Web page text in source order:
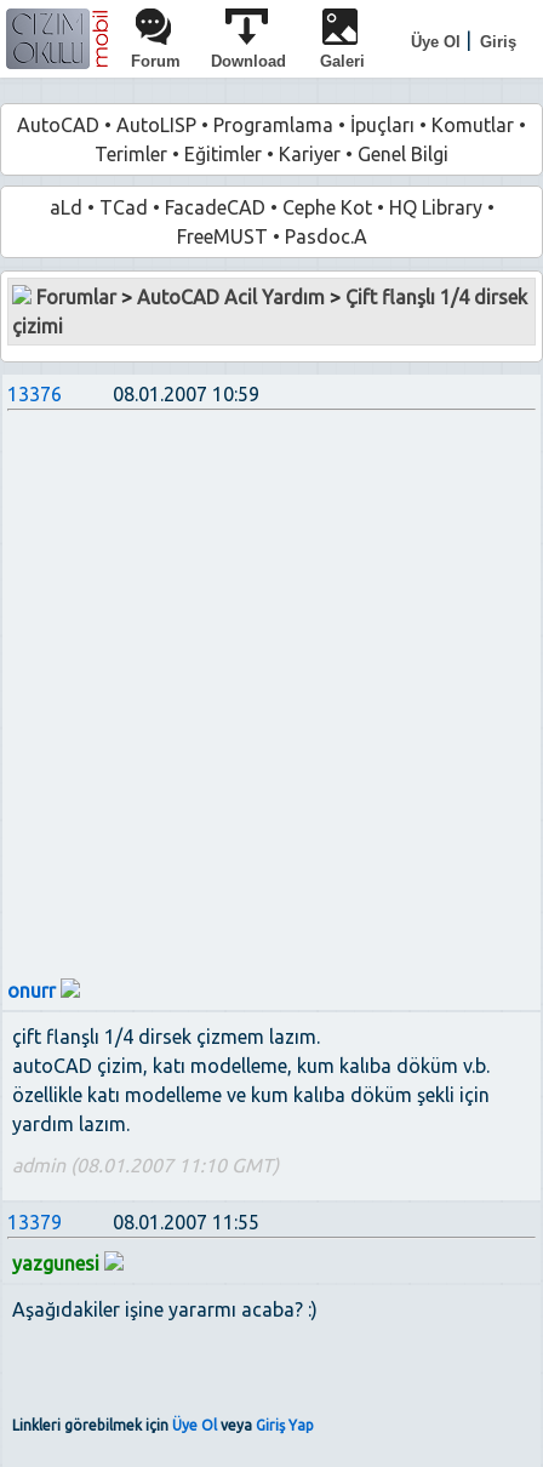
Üye Ol
Giriş
Forum
Download Galeri
AutoCAD • AutoLISP • Programlama • İpuçları • Komutlar •
Terimler • Eğitimler • Kariyer • Genel Bilgi
aLd • TCad • FacadeCAD • Cephe Kot• HQ Library•
FreeMUST • Pasdoc.A
Forumlar>AutoCAD Acil Yardım > Çift flanşlı 1/4 dirsek
çizimi
13376 08.01.2007 10:59
onurr
çift flanşlı 1/4 dirsek çizmem lazım.
autoCAD çizim, katı modelleme, kum kalıba döküm v.b.
özellikle katı modelleme ve kum kalıba döküm şekli için
yardım lazım.
admin (08.01.2007 11:10 GMT)
13379
08.01.2007 11:55
yazgunesi
Aşağıdakiler işine yararmı acaba? :)
Linkleri görebilmek için Üye Olveya Giriş Yap